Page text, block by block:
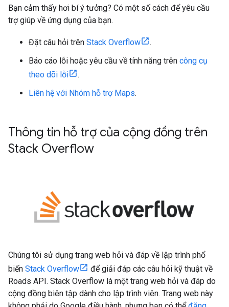
Bạn cảm thấy hơi bí ý tưởng? Có một số cách để yêu cầu
trợ giúp về ứng dụng của bạn.
Đặt câu hỏi trên Stack Overflow
.
Báo cáo lỗi hoặc yêu cầu về tính năng trên công cụ
theo dõi lỗi
.
Liên hệ với Nhóm hỗ trợ Maps.
Thông tin hỗ trợ của cộng đồng trên
Stack Overflow
Chúng tôi sử dụng trang web hỏi và đáp về lập trình phổ
biến Stack Overflow
để giải đáp các câu hỏi kỹ thuật về
Roads API. Stack Overflow là một trang web hỏi và đáp do
cộng đồng biên tập dành cho lập trình viên. Trang web này